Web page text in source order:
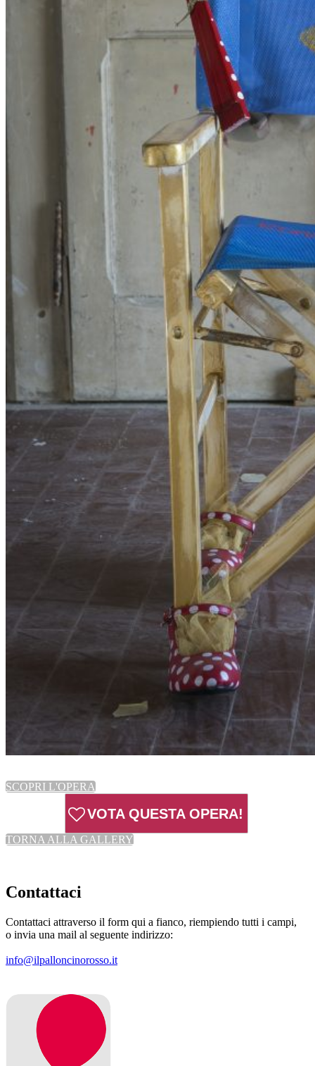
SCOPRI L'OPERA
VOTA QUESTA OPERA!
TORNA ALLA GALLERY
Contattaci
Contattaci attraverso il form qui a fianco, riempiendo tutti i campi,
o invia una mail al seguente indirizzo:
info@ilpalloncinorosso.it